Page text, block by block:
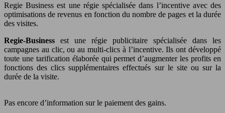
Regie Business est une régie spécialisée dans l’incentive avec des
optimisations de revenus en fonction du nombre de pages et la durée
des visites.
Regie-Business est une régie publicitaire spécialisée dans les
campagnes au clic, ou au multi-clics à l’incentive. Ils ont développé
toute une tarification élaborée qui permet d’augmenter les profits en
fonctions des clics supplémentaires effectués sur le site ou sur la
durée de la visite.
Pas encore d’information sur le paiement des gains.